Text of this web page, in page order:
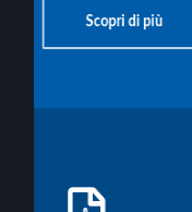
Scopri di più